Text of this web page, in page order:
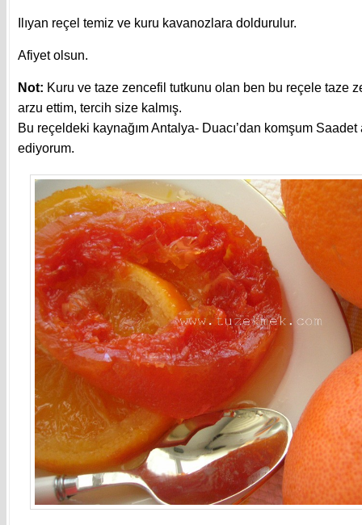
Ilıyan reçel temiz ve kuru kavanozlara doldurulur.
Afiyet olsun.
Not: Kuru ve taze zencefil tutkunu olan ben bu reçele taze
arzu ettim, tercih size kalmış.
Bu reçeldeki kaynağım Antalya- Duacı’dan komşum
ediyorum.